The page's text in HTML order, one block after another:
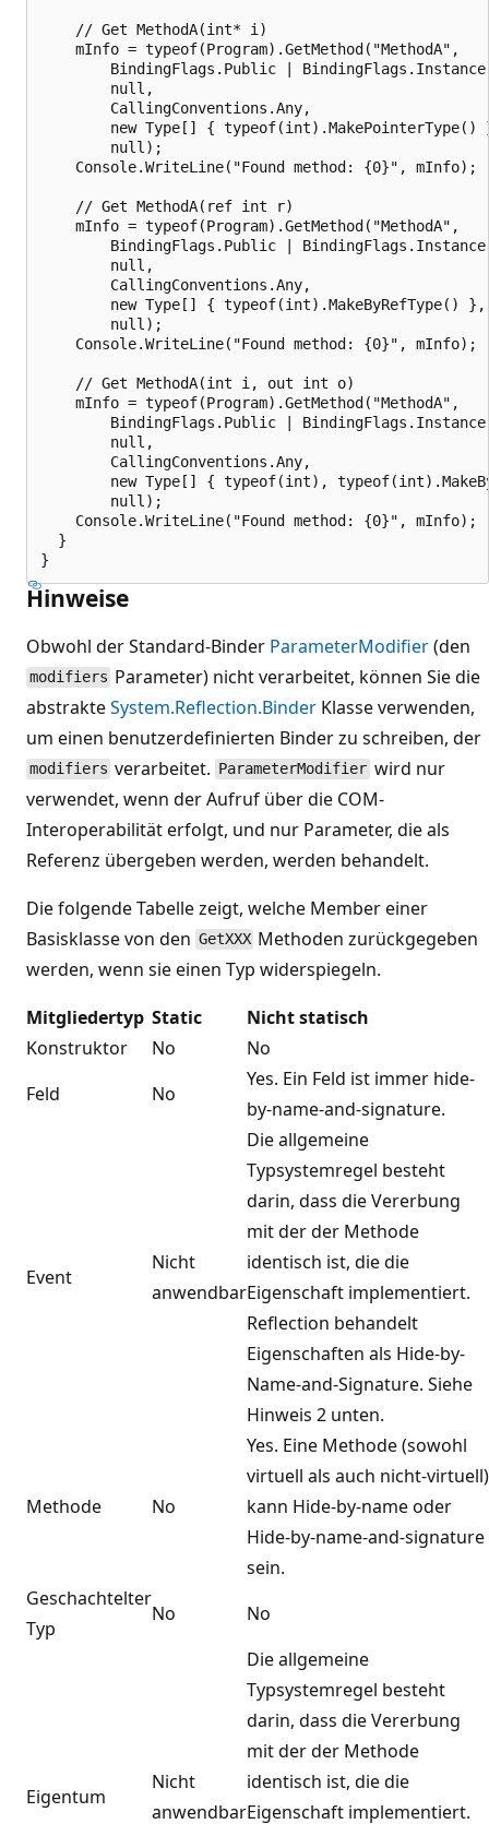
    // Get MethodA(int* i)
    mInfo = typeof(Program).GetMethod("MethodA",
BindingFlags.Public |
        null,
        CallingConventions.Any,
new Type[] { typeof(int).MakePointerType()
        null);
    Console.WriteLine("Found method: {0}", mInfo);
    // Get MethodA(ref int r)
    mInfo = typeof(Program).GetMethod("MethodA",
BindingFlags.Public |
        null,
        CallingConventions.Any,
        new Type[] { typeof(int).MakeByRefType() },
        null);
    Console.WriteLine("Found method: {0}", mInfo);
    // Get MethodA(int i, out int o)
    mInfo = typeof(Program).GetMethod("MethodA",
BindingFlags.Public |
        null,
        CallingConventions.Any,
new Type[] { typeof(int),
        null);
    Console.WriteLine("Found method: {0}", mInfo);
  }
Hinweise
Obwohl der Standard-Binder ParameterModifier(den
modifiers Parameter) nicht verarbeitet, können Sie die
abstrakteSystem.Reflection.Binder Klasse verwenden,
um einen benutzerdefinierten Binder zu schreiben, der
modifiers verarbeitet. ParameterModifier wird nur
verwendet, wenn der Aufruf über die COM-
Interoperabilität erfolgt, und nur Parameter, die als
Referenz übergeben werden, werden behandelt.
Die folgende Tabelle zeigt, welche Member einer
Basisklasse von den GetXXX Methoden zurückgegeben
werden, wenn sie einen Typ widerspiegeln.
Mitgliedertyp Static
Nicht statisch
Konstruktor
No
No
Feld
No
Yes. Ein Feld ist immer hide-
by-name-and-signature.
Event
Nicht
anwendbar
Die allgemeine
Typsystemregel besteht
darin, dass die Vererbung
mit der der Methode
identisch ist, die die
Eigenschaft implementiert.
Reflection behandelt
Eigenschaften als Hide-by-
Name-and-Signature. Siehe
Hinweis 2 unten.
Methode No
Yes. Eine Methode (sowohl
virtuell als auch nicht-virtuell)
kann Hide-by-name oder
Hide-by-name-and-signature
sein.
Geschachtelter
Typ
No No
Eigentum
Nicht
anwendbar
Die allgemeine
Typsystemregel besteht
darin, dass die Vererbung
mit der der Methode
identisch ist, die die
Eigenschaft implementiert.